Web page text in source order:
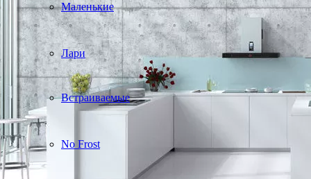
Маленькие
Лари
Встраиваемые
No Frost